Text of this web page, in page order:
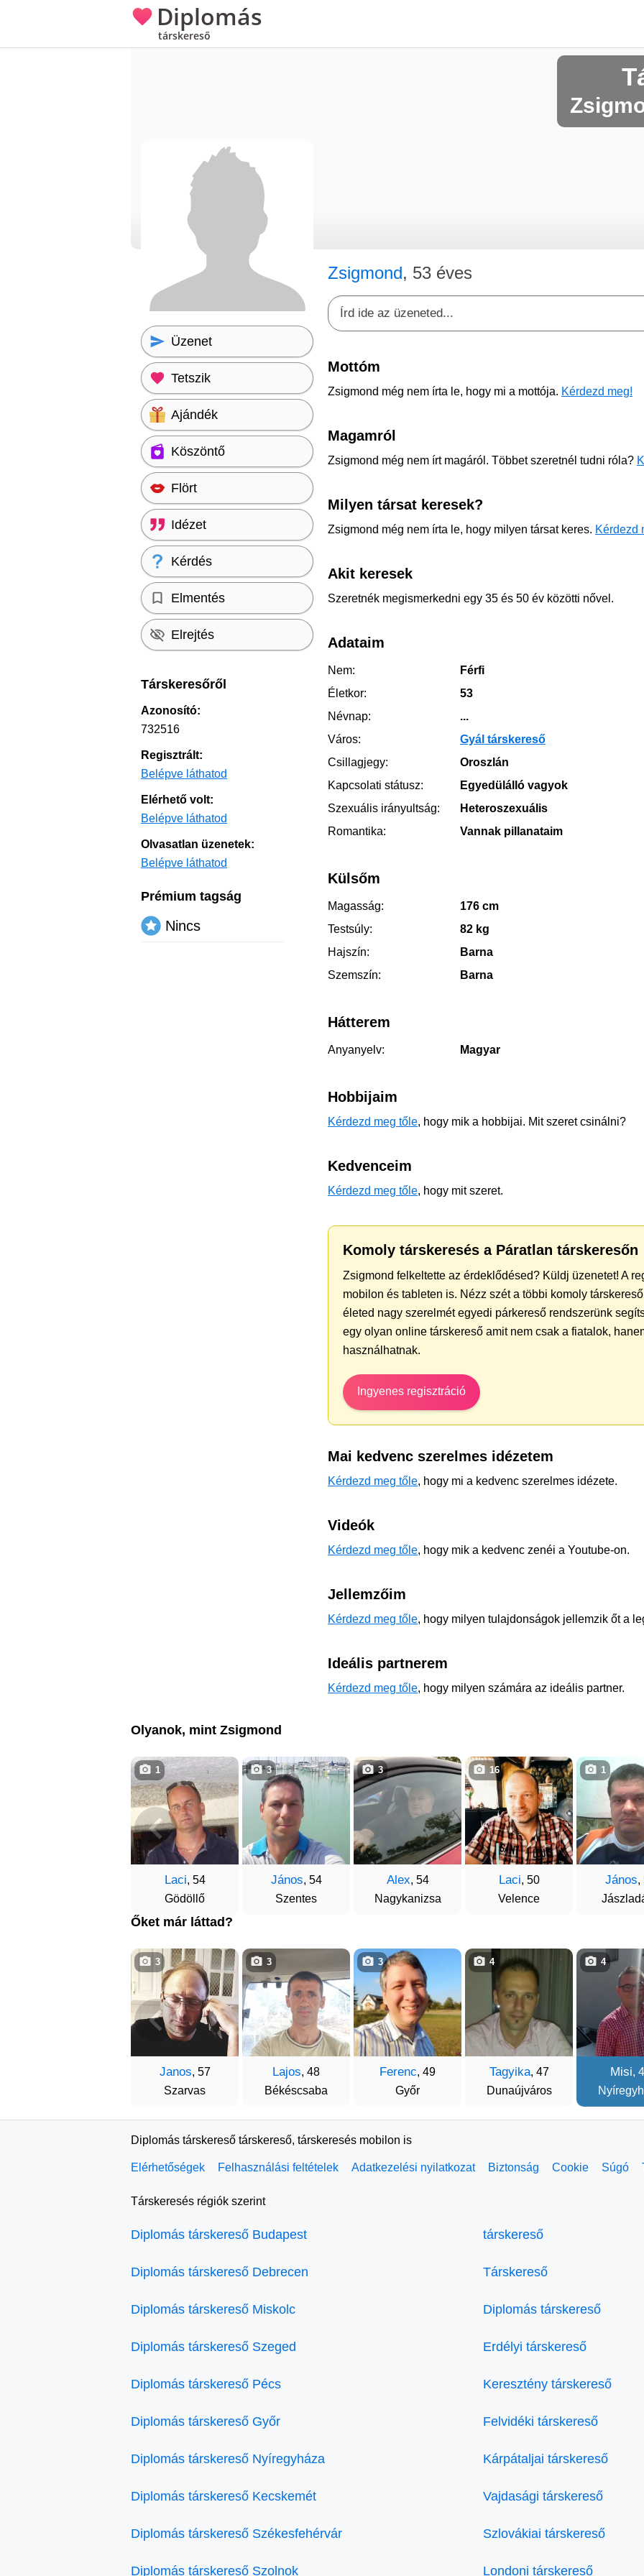
Diplomás
társkereső
Zsigmond, 53 éves
Mottóm
Zsigmond még nem írta le, hogy mi a mottója. Kérdezd meg!
Magamról
Zsigmond még nem írt magáról. Többet szeretnél tudni róla?
Milyen társat keresek?
Zsigmond még nem írta le, hogy milyen társat keres. Kérdezd
Akit keresek
Szeretnék megismerkedni egy 35 és 50 év közötti nővel.
Adataim
Nem:
Férfi
Életkor:
53
Névnap:
...
Város:
Gyál társkereső
Csillagjegy:
Oroszlán
Kapcsolati státusz:
Egyedülálló vagyok
Szexuális irányultság:
Heteroszexuális
Romantika:
Vannak pillanataim
Külsőm
Magasság:
176 cm
Testsúly:
82 kg
Hajszín:
Barna
Szemszín:
Barna
Hátterem
Anyanyelv: Magyar
Hobbijaim
Kérdezd meg tőle, hogy mik a hobbijai. Mit szeret csinálni?
Kedvenceim
Kérdezd meg tőle, hogy mit szeret.
Komoly társkeresés a Páratlan társkeresőn
Zsigmond felkeltette az érdeklődésed? Küldj üzenetet! A
mobilon és tableten is. Nézz szét a többi komoly
életed nagy szerelmét egyedi párkereső rendszerünk
egy olyan online társkereső amit nem csak a fiatalok,
használhatnak.
Ingyenes regisztráció
Mai kedvenc szerelmes idézetem
Kérdezd meg tőle, hogy mi a kedvenc szerelmes idézete.
Videók
Kérdezd meg tőle, hogy mik a kedvenc zenéi a Youtube-on.
Jellemzőim
Kérdezd meg tőle, hogy milyen tulajdonságok jellemzik őt a
Ideális partnerem
Kérdezd meg tőle, hogy milyen számára az ideális partner.
Üzenet
Tetszik
Ajándék
Köszöntő
Flört
Idézet
Kérdés
Elmentés
Elrejtés
Társkeresőről
Azonosító:
732516
Regisztrált:
Belépve láthatod
Elérhető volt:
Belépve láthatod
Olvasatlan üzenetek:
Belépve láthatod
Prémium tagság
Nincs
Olyanok, mint Zsigmond
Laci, 54
Gödöllő
1
János, 54
Szentes
3
Alex, 54
Nagykanizsa
3
Laci, 50
Velence
16
János,
1
Őket már láttad?
Janos, 57
Szarvas
3
Lajos, 48
Békéscsaba
3
Ferenc, 49
Győr
3
Tagyika, 47
Dunaújváros
4
Misi,
4
Diplomás társkereső társkereső, társkeresés mobilon is
Elérhetőségek Felhasználási feltételek Adatkezelési nyilatkozat Biztonság Cookie Súgó
Társkeresés régiók szerint
Diplomás társkereső Budapest
Diplomás társkereső Debrecen
Diplomás társkereső Miskolc
Diplomás társkereső Szeged
Diplomás társkereső Pécs
Diplomás társkereső Győr
Diplomás társkereső Nyíregyháza
Diplomás társkereső Kecskemét
Diplomás társkereső Székesfehérvár
Diplomás társkereső Szolnok
társkereső
Társkereső
Diplomás társkereső
Erdélyi társkereső
Keresztény társkereső
Felvidéki társkereső
Kárpátaljai társkereső
Vajdasági társkereső
Szlovákiai társkereső
Londoni társkereső